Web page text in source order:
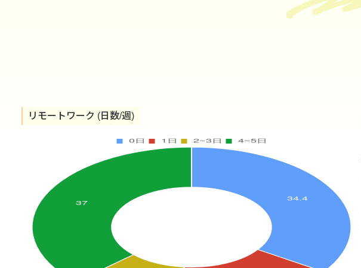
リモートワーク (日数/週)